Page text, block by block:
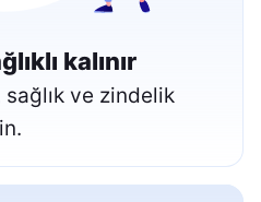
kalınır
ve zindelik